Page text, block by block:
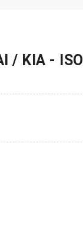
/ KIA - ISO